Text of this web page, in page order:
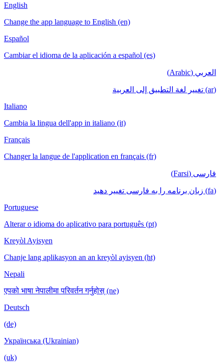
English
Change the app language to English (en)
Español
Cambiar el idioma de la aplicación a español (es)
العربي (Arabic)
(ar) تغيير لغة التطبيق إلى العربية
Italiano
Cambia la lingua dell'app in italiano (it)
Français
Changer la langue de l'application en français (fr)
فارسی (Farsi)
(fa) زبان برنامه را به فارسی تغییر دهید
Portuguese
Alterar o idioma do aplicativo para português (pt)
Kreyòl Ayisyen
Chanje lang aplikasyon an an kreyòl ayisyen (ht)
Nepali
एपको भाषा नेपालीमा परिवर्तन गर्नुहोस् (ne)
Deutsch
(de)
Українська (Ukrainian)
(uk)